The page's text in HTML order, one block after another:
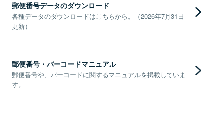
郵便番号データのダウンロード
各種データのダウンロードはこちらから。（2026年7月31日
更新）
郵便番号・バーコードマニュアル
郵便番号や、バーコードに関するマニュアルを掲載していま
す。